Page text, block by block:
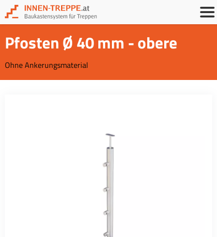
Pfosten Ø 40 mm - obere
Ohne Ankerungsmaterial